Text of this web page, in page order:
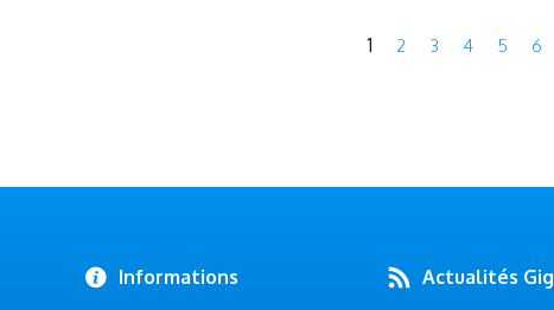
1 2 3 4 5 6
Informations Actualités